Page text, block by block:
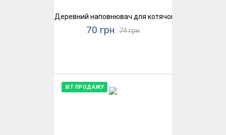
Деревний наповнювач для котячого туалету
70 грн 74 грн
ХІТ ПРОДАЖУ